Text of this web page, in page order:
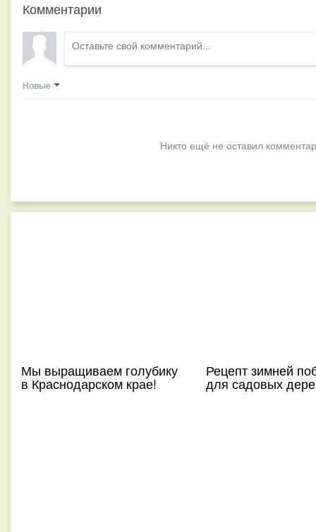
Комментарии
Новые
Никто ещё не оставил
Мы выращиваем голубику
в Краснодарском крае!
Рецепт зимней
для садовых